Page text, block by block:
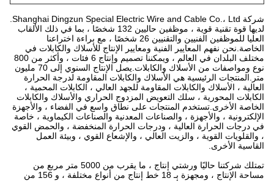
لديها قوة تقنية قوية ، موظفين حاليين 132 شخصًا ، بما في ذلك الألقاب
العليا للموظفين الفنيين والتقنيين 26 شخصًا ، مع براءة اختراعنا
الخاصة.نحن نفهم المعايير الفنية ومعايير الإنتاج للأسلاك والكابلات في
مختلف البلدان في العالم ، ويمكننا تصميم وإنتاج 6 فئات ، وأكثر من 800
نوع ومواصفات من الأسلاك والكابلات.يصل الإنتاج السنوي إلى 70 مليون
متر.المنتجات الرئيسية هي الأسلاك والكابلات المقاومة لدرجة الحرارة
العالية ، الأسلاك والكابلات المقاومة للجهد العالي ، الكابلات المحمية ،
الكابلات المحورية ، سلك التعويض المزدوج الحراري والأسلاك والكابلات
الخاصة الأخرى.تستخدم المنتجات على نطاق واسع في الفضاء ، والأجهزة
الإلكترونية ، والأجهزة ، والصناعات المعدنية والصناعات الكيماوية ، خاصة
في درجات الحرارة العالية ، ودرجات الحرارة المنخفضة ، والحمض القوي
، والقلويات القوية ، والزيت العالي ، والإشعاع القوي ، وبيئة العمل
القاسية الأخرى.
تمتلك شركتنا حاليًا ورشتي إنتاج ، ما يقرب من 5000 متر مربع من
مساحة الإنتاج ، ومجهزة بـ 18 خط إنتاج من أنواع مختلفة ، و 156 من